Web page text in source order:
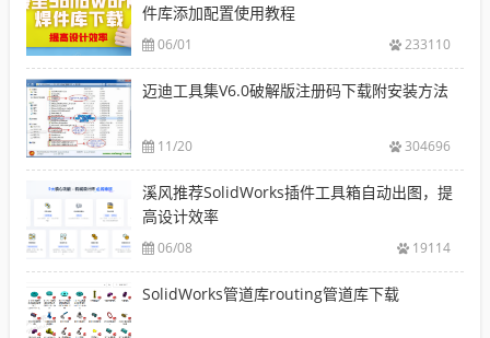
件库添加配置使用教程
06/01 233110
迈迪工具集V6.0破解版注册码下载附安装方法
11/20 304696
溪风推荐SolidWorks插件工具箱自动出图，提
高设计效率
06/08 19114
SolidWorks管道库routing管道库下载